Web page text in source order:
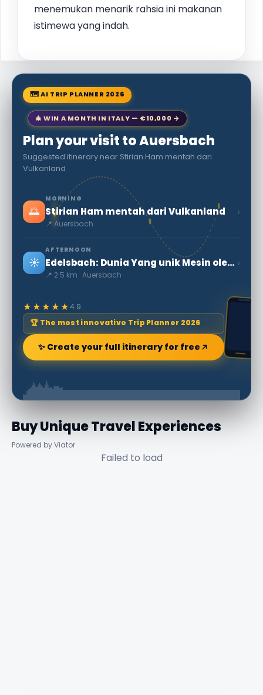
menemukan menarik rahsia ini makanan
istimewa yang indah.
🗺 AI TRIP PLANNER 2026
🎄 WIN A MONTH IN ITALY — €10,000 →
Plan your visit to Auersbach
Suggested itinerary near Stirian Ham mentah dari
Vulkanland
🌅
MORNING
Stirian Ham mentah dari Vulkanland
📍 Auersbach
›
☀️
AFTERNOON
Edelsbach: Dunia Yang unik Mesin oleh Franz Gsellmann
📍 2.5 km · Auersbach
›
★★★★★4.9
🏆 The most innovative Trip Planner 2026
✨ Create your full itinerary for free
Buy Unique Travel Experiences
Powered by Viator
Failed to load